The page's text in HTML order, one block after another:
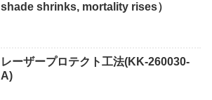
shade shrinks, mortality rises）
レーザープロテクト⼯法(KK-260030-
A)